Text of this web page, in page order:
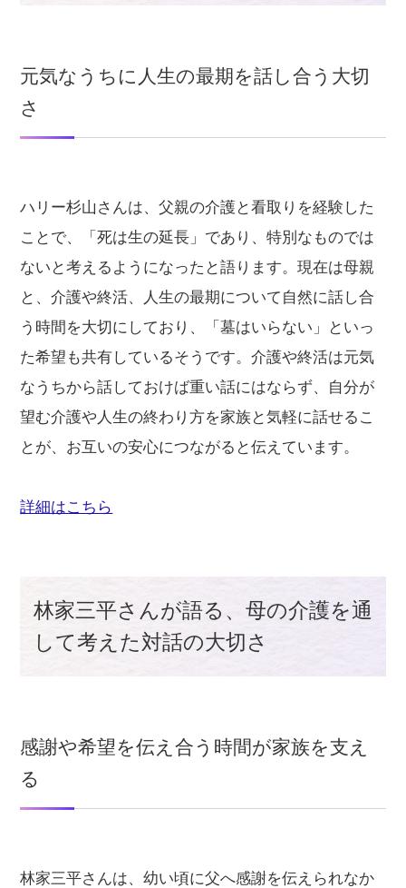
元気なうちに人生の最期を話し合う大切
さ
ハリー杉山さんは、父親の介護と看取りを経験した
ことで、「死は生の延長」であり、特別なものでは
ないと考えるようになったと語ります。現在は母親
と、介護や終活、人生の最期について自然に話し合
う時間を大切にしており、「墓はいらない」といっ
た希望も共有しているそうです。介護や終活は元気
なうちから話しておけば重い話にはならず、自分が
望む介護や人生の終わり方を家族と気軽に話せるこ
とが、お互いの安心につながると伝えています。
詳細はこちら
林家三平さんが語る、母の介護を通
して考えた対話の大切さ
感謝や希望を伝え合う時間が家族を支え
る
林家三平さんは、幼い頃に父へ感謝を伝えられなか